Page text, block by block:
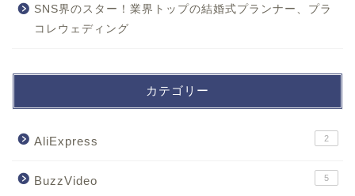
SNS界のスター！業界トップの結婚式プランナー、プラ
コレウェディング
カテゴリー
AliExpress 2
BuzzVideo 5